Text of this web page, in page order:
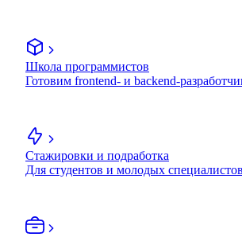
Школа программистов
Готовим frontend- и backend-
Стажировки и подработка
Для студентов и молодых специалистов